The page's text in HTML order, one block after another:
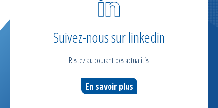
Suivez-nous sur linkedin
Restez au courant des actualités
En savoir plus